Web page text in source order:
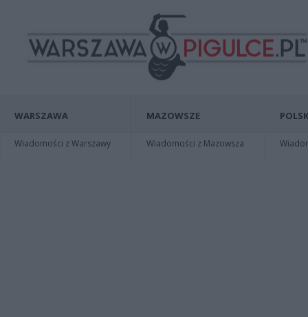
WARSZAWA
Wiadomości z Warszawy
MAZOWSZE
Wiadomości z Mazowsza